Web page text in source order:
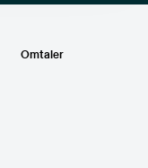
Omtaler